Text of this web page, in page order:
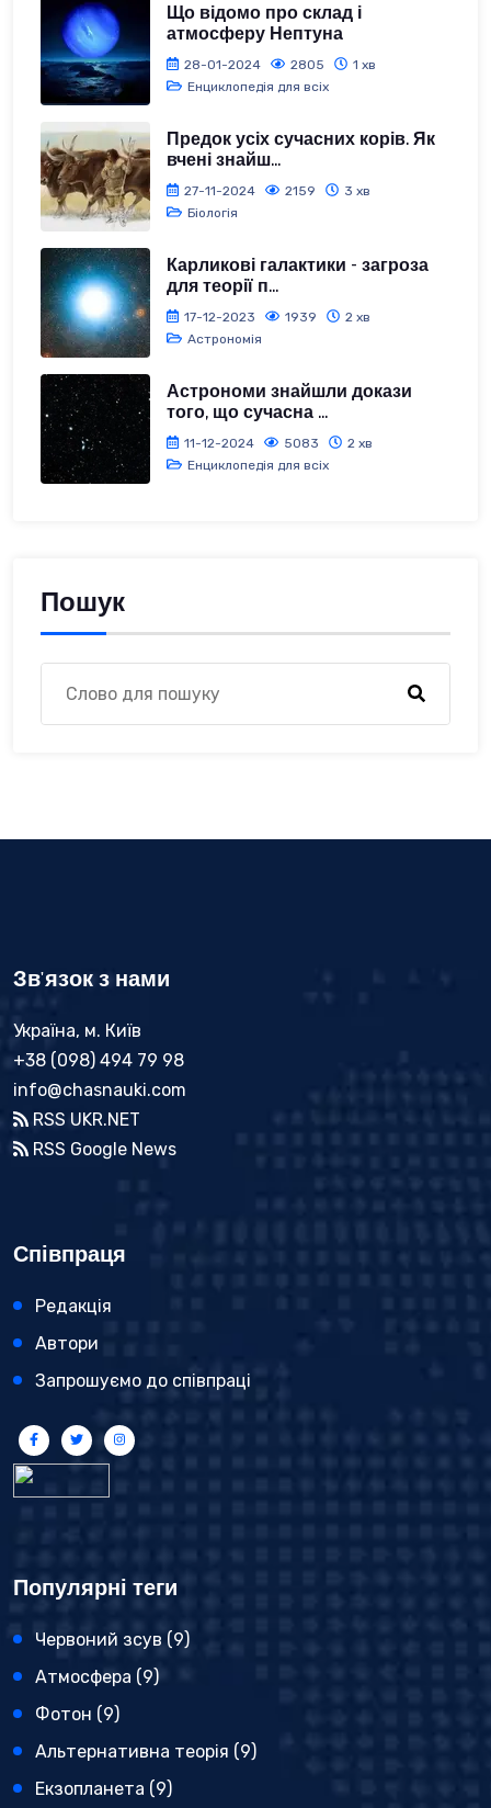
Що відомо про склад і
атмосферу Нептуна
28-01-2024 2805
1 хв
Енциклопедія для всіх
Предок усіх сучасних корів. Як
вчені знайш...
27-11-2024 2159
3 хв
Біологія
Карликові галактики - загроза
для теорії п...
17-12-2023 1939
2 хв
Астрономія
Астрономи знайшли докази
того, що сучасна ...
11-12-2024 5083
2 хв
Енциклопедія для всіх
Пошук
Зв'язок з нами
Україна, м. Київ
+38 (098) 494 79 98
info@chasnauki.com
RSS UKR.NET
RSS Google News
Співпраця
Редакція
Автори
Запрошуємо до співпраці
Популярні теги
Червоний зсув (9)
Атмосфера (9)
Фотон (9)
Альтернативна теорія (9)
Екзопланета (9)